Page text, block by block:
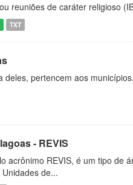
reuniões de caráter religioso
TXT
pertencem aos
- REVIS
acrônimo REVIS, é um tipo de
de...